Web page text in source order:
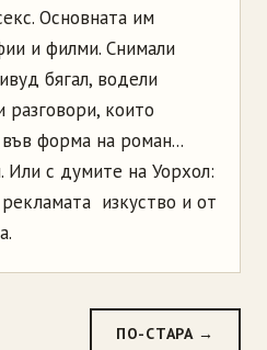
Основната им
и филми. Снимали
бягал, водели
разговори, които
форма на роман...
Или с думите на Уорхол:
изкуство и от
ПО-СТАРА →